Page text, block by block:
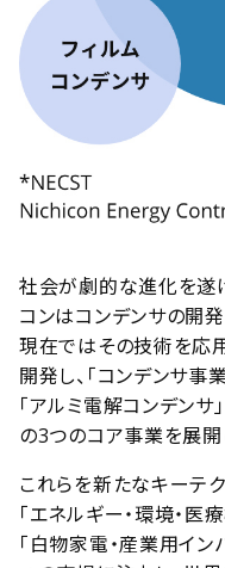
社会が劇的な進化を遂
コンはコンデンサの開発
現在ではその技術を応
開発し、 「コンデンサ事
「アルミ電解コンデンサ
の3つのコア事業を展開
これらを新たなキーテ
「エネルギー・環境・医
「白物家電・産業用イン